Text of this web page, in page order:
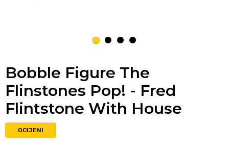
1 2 3 4
Bobble Figure The
Flinstones Pop! - Fred
Flintstone With House
OCIJENI